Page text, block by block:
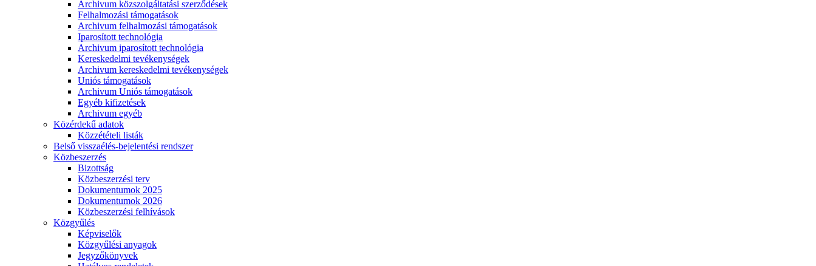
Archivum közszolgáltatási szerződések
Felhalmozási támogatások
Archivum felhalmozási támogatások
Iparosított technológia
Archivum iparosított technológia
Kereskedelmi tevékenységek
Archivum kereskedelmi tevékenységek
Uniós támogatások
Archivum Uniós támogatások
Egyéb kifizetések
Archivum egyéb
Közérdekű adatok
Közzétételi listák
Belső visszaélés-bejelentési rendszer
Közbeszerzés
Bizottság
Közbeszerzési terv
Dokumentumok 2025
Dokumentumok 2026
Közbeszerzési felhívások
Közgyűlés
Képviselők
Közgyűlési anyagok
Jegyzőkönyvek